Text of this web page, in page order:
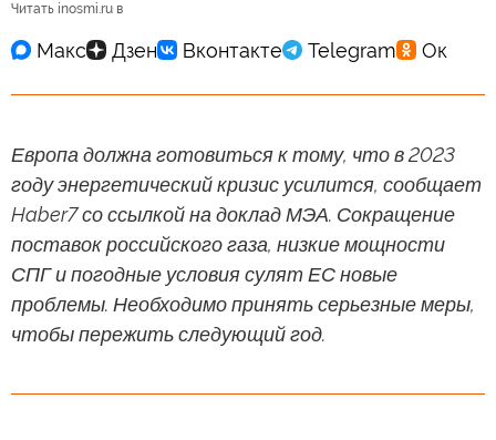
Читать inosmi.ru в
Европа должна готовиться к тому, что в 2023
году энергетический кризис усилится, сообщает
Haber7 со ссылкой на доклад МЭА. Сокращение
поставок российского газа, низкие мощности
СПГ и погодные условия сулят ЕС новые
проблемы. Необходимо принять серьезные меры,
чтобы пережить следующий год.